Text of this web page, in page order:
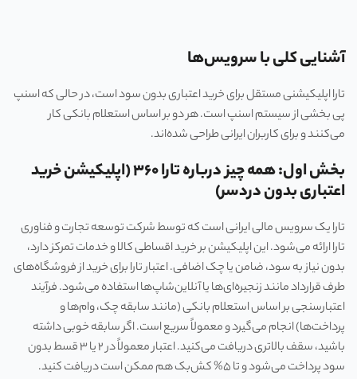
آشنایی کلی با سرویس‌ها
تارا اپلیکیشنی مستقل برای خرید اعتباری بدون سود است، در حالی که اسنپ
پی بخشی از سیستم اسنپ است. هر دو بر اساس استعلام بانکی کار
می‌کنند و برای کاربران ایرانی طراحی شده‌اند.
بخش اول: همه چیز درباره تارا ۳۶۰ (اپلیکیشن خرید
اعتباری بدون دردسر)
تارا یک سرویس مالی ایرانی است که توسط شرکت توسعه تجارت و فناوری
تارا ارائه می‌شود. این اپلیکیشن بر خرید اقساطی کالا و خدمات تمرکز دارد،
بدون نیاز به سود، ضامن یا چک اضافی. اعتبار تارا برای خرید از فروشگاه‌های
طرف قرارداد مانند زنجیره‌ای‌ها یا آنلاین‌شاپ‌ها استفاده می‌شود. فرآیند
اعتبارسنجی بر اساس استعلام بانکی (مانند سابقه چک، وام‌ها و
پرداخت‌ها) انجام می‌گیرد و معمولاً سریع است. اگر سابقه خوبی داشته
باشید، سقف بالاتری دریافت می‌کنید. اعتبار معمولاً در ۲ یا ۳ قسط بدون
سود پرداخت می‌شود و تا ۵% کش‌بک هم ممکن است دریافت کنید.